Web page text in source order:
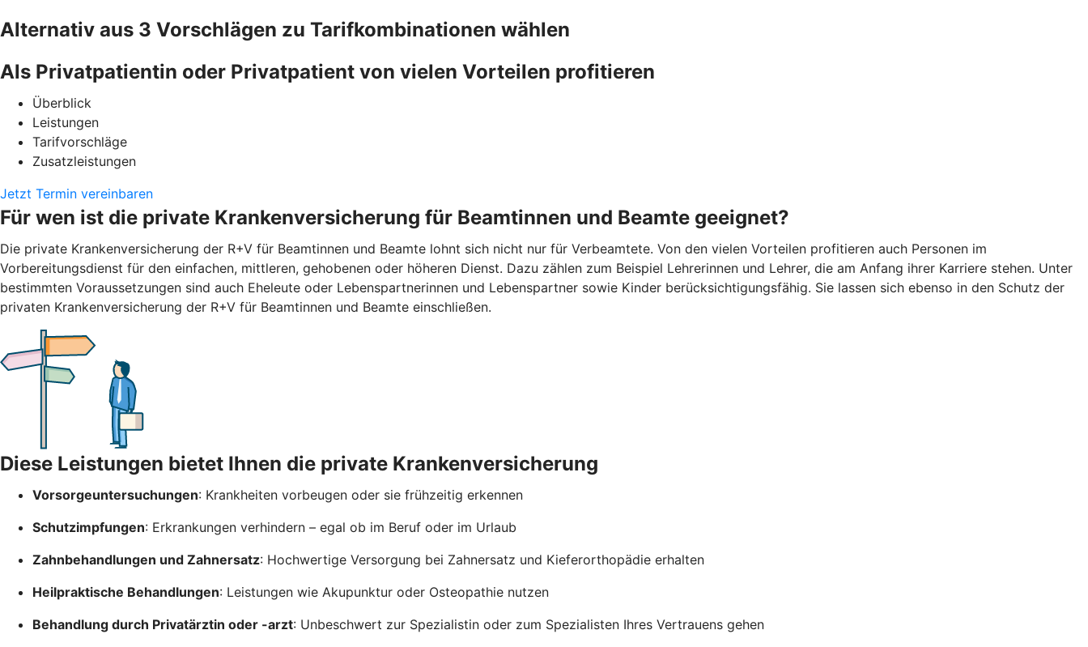
Alternativ aus 3 Vorschlägen zu Tarifkombinationen wählen
Als Privatpatientin oder Privatpatient von vielen Vorteilen profitieren
Überblick
Leistungen
Tarifvorschläge
Zusatzleistungen
Jetzt Termin vereinbaren
Für wen ist die private Krankenversicherung für Beamtinnen und Beamte geeignet?
Die private Krankenversicherung der R+V für Beamtinnen und Beamte lohnt sich nicht nur für Verbeamtete. Von den vielen Vorteilen profitieren auch Personen im
Vorbereitungsdienst für den einfachen, mittleren, gehobenen oder höheren Dienst. Dazu zählen zum Beispiel Lehrerinnen und Lehrer, die am Anfang ihrer Karriere stehen. Unter
bestimmten Voraussetzungen sind auch Eheleute oder Lebenspartnerinnen und Lebenspartner sowie Kinder berücksichtigungsfähig. Sie lassen sich ebenso in den Schutz der
privaten Krankenversicherung der R+V für Beamtinnen und Beamte einschließen.
Diese Leistungen bietet Ihnen die private Krankenversicherung
Vorsorgeuntersuchungen: Krankheiten vorbeugen oder sie frühzeitig erkennen
Schutzimpfungen: Erkrankungen verhindern – egal ob im Beruf oder im Urlaub
Zahnbehandlungen und Zahnersatz: Hochwertige Versorgung bei Zahnersatz und Kieferorthopädie erhalten
Heilpraktische Behandlungen: Leistungen wie Akupunktur oder Osteopathie nutzen
Behandlung durch Privatärztin oder -arzt: Unbeschwert zur Spezialistin oder zum Spezialisten Ihres Vertrauens gehen